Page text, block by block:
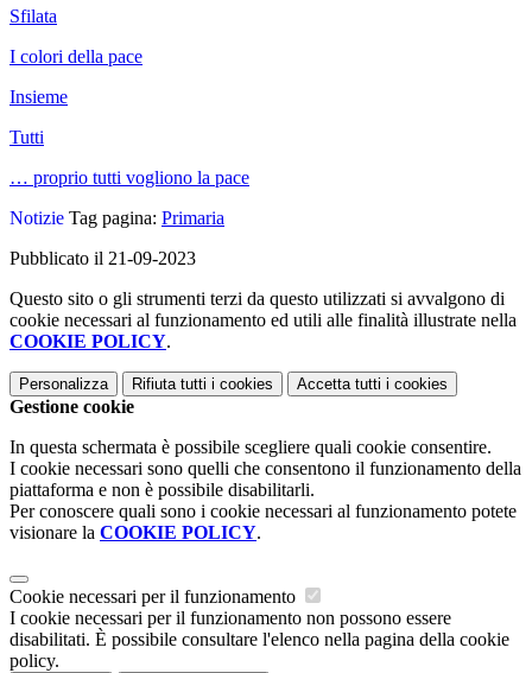
Sfilata
I colori della pace
Insieme
Tutti
… proprio tutti vogliono la pace
Notizie Tag pagina: Primaria
Pubblicato il 21-09-2023
Questo sito o gli strumenti terzi da questo utilizzati si avvalgono di
cookie necessari al funzionamento ed utili alle finalità illustrate nella
COOKIE POLICY.
Personalizza Rifiuta tutti i cookies Accetta tutti i cookies
Gestione cookie
In questa schermata è possibile scegliere quali cookie consentire.
I cookie necessari sono quelli che consentono il funzionamento della
piattaforma e non è possibile disabilitarli.
Per conoscere quali sono i cookie necessari al funzionamento potete
visionare la COOKIE POLICY.
Cookie necessari per il funzionamento
I cookie necessari per il funzionamento non possono essere
disabilitati. È possibile consultare l'elenco nella pagina della cookie
policy.